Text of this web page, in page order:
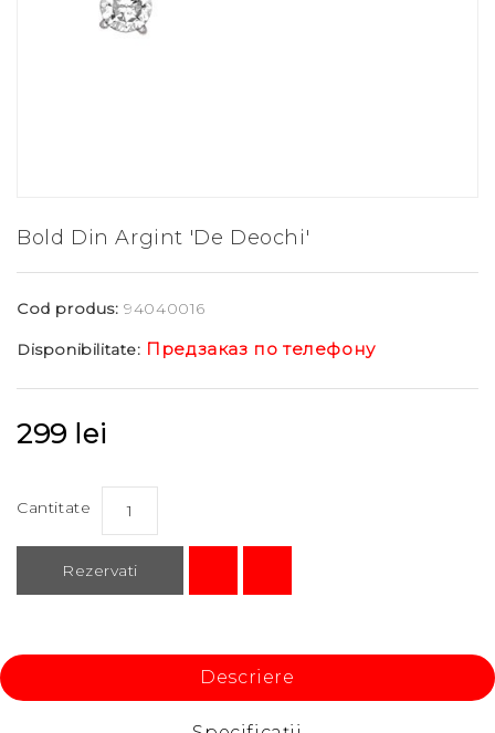
Bold Din Argint 'De Deochi'
Cod produs:94040016
Disponibilitate: Предзаказ по телефону
299 lei
Cantitate
Rezervati
Descriere